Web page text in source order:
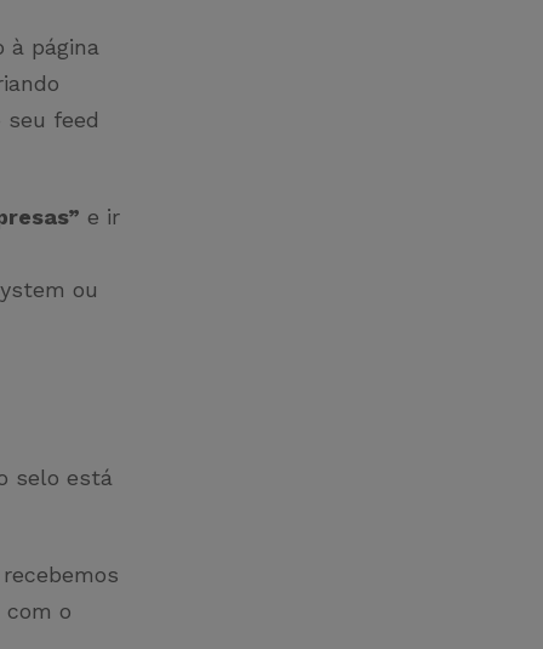
à página
feed
e ir
ou
selo está
com o